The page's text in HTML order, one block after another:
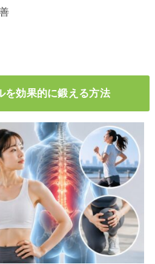
を効果的に鍛える方法